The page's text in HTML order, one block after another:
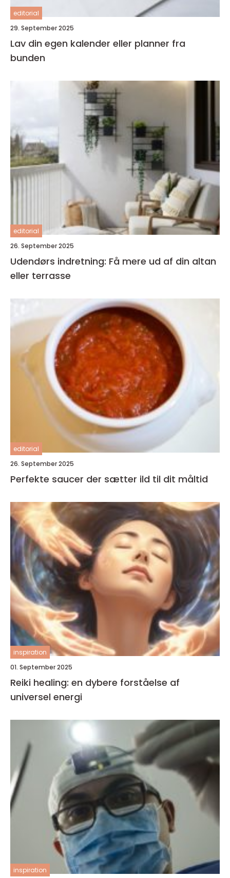
editorial
29. September 2025
Lav din egen kalender eller planner fra
bunden
editorial
26. September 2025
Udendørs indretning: Få mere ud af din altan
eller terrasse
editorial
26. September 2025
Perfekte saucer der sætter ild til dit måltid
inspiration
01. September 2025
Reiki healing: en dybere forståelse af
universel energi
inspiration